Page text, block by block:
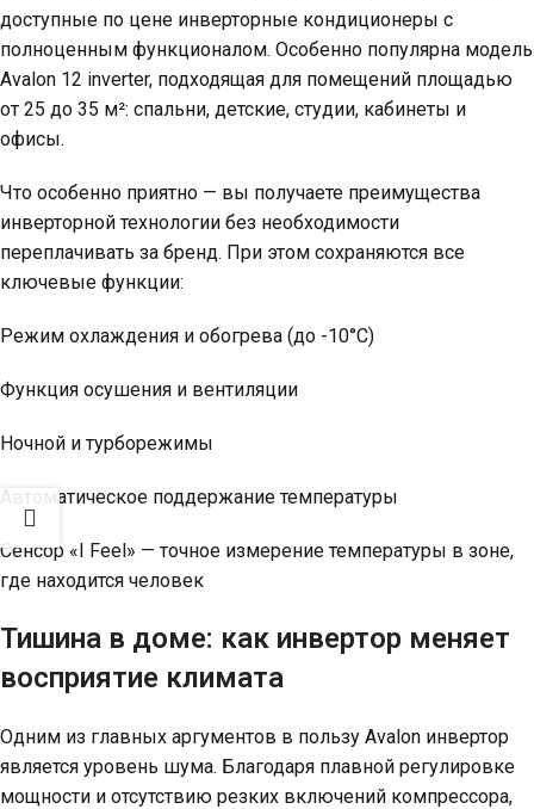
доступные по цене инверторные кондиционеры с
полноценным функционалом. Особенно популярна модель
Avalon 12 inverter, подходящая для помещений площадью
от 25 до 35 м²: спальни, детские, студии, кабинеты и
офисы.
Что особенно приятно — вы получаете преимущества
инверторной технологии без необходимости
переплачивать за бренд. При этом сохраняются все
ключевые функции:
Режим охлаждения и обогрева (до -10°C)
Функция осушения и вентиляции
Ночной и турборежимы
Автоматическое поддержание температуры
Сенсор «I Feel» — точное измерение температуры в зоне,
где находится человек
Тишина в доме: как инвертор меняет
восприятие климата
Одним из главных аргументов в пользу Avalon инвертор
является уровень шума. Благодаря плавной регулировке
мощности и отсутствию резких включений компрессора,